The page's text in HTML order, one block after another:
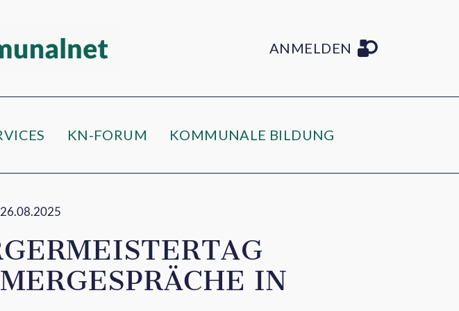
ANMELDEN
KN-FORUM KOMMUNALE BILDUNG
26.08.2025
IN